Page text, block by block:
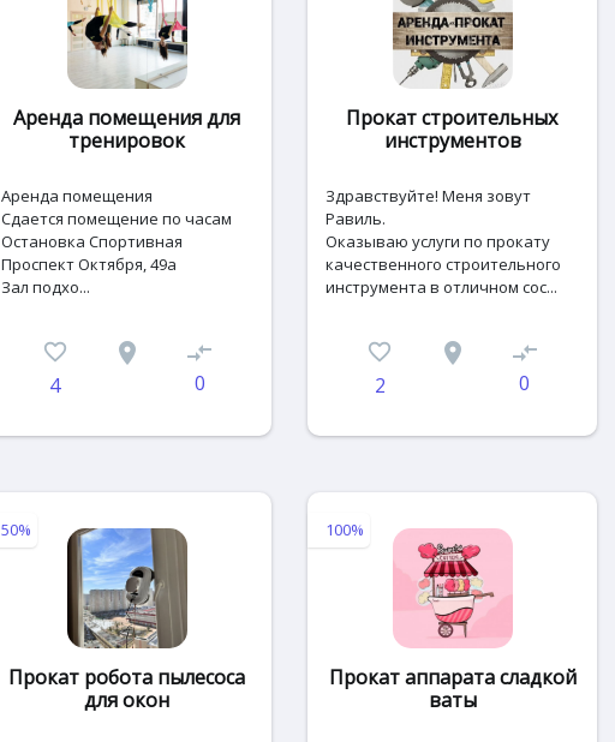
Аренда помещения для
тренировок
Аренда помещения
Сдается помещение по часам
Остановка Спортивная
Проспект Октября, 49а
Зал подхо...
favorite_border
4
place compare_arrows
0
Прокат строительных
инструментов
Здравствуйте! Меня зовут
Равиль.
Оказываю услуги по прокату
качественного строительного
инструмента в отличном сос...
favorite_border
2
place compare_arrows
0
50%
Прокат робота пылесоса
для окон
100%
Прокат аппарата сладкой
ваты